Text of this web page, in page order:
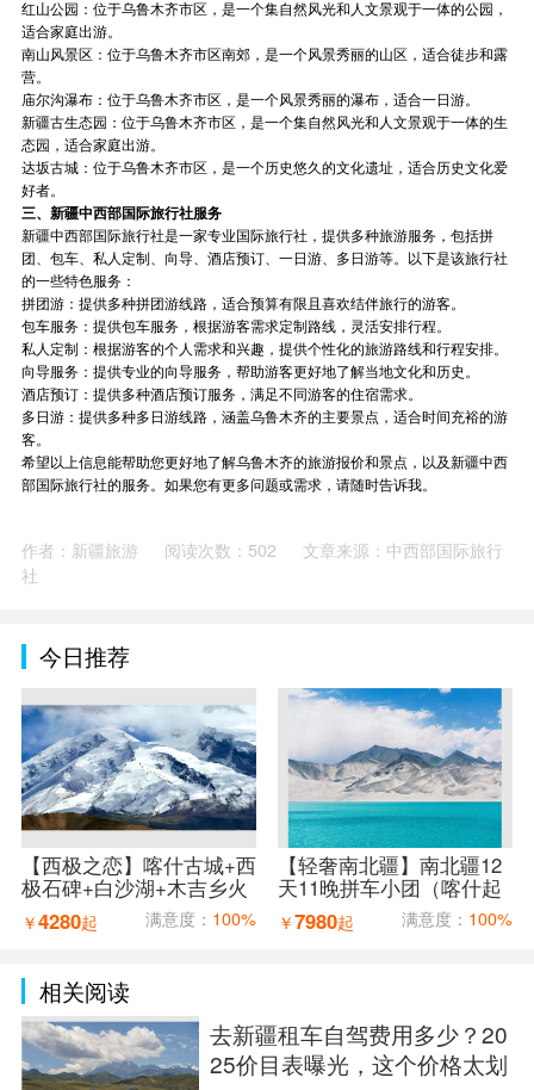
红山公园：位于乌鲁木齐市区，是一个集自然风光和人文景观于一体的公园，
适合家庭出游。
南山风景区：位于乌鲁木齐市区南郊，是一个风景秀丽的山区，适合徒步和露
营。
庙尔沟瀑布：位于乌鲁木齐市区，是一个风景秀丽的瀑布，适合一日游。
新疆古生态园：位于乌鲁木齐市区，是一个集自然风光和人文景观于一体的生
态园，适合家庭出游。
达坂古城：位于乌鲁木齐市区，是一个历史悠久的文化遗址，适合历史文化爱
好者。
三、新疆中西部国际旅行社服务
新疆中西部国际旅行社是一家专业国际旅行社，提供多种旅游服务，包括拼
团、包车、私人定制、向导、酒店预订、一日游、多日游等。以下是该旅行社
的一些特色服务：
拼团游：提供多种拼团游线路，适合预算有限且喜欢结伴旅行的游客。
包车服务：提供包车服务，根据游客需求定制路线，灵活安排行程。
私人定制：根据游客的个人需求和兴趣，提供个性化的旅游路线和行程安排。
向导服务：提供专业的向导服务，帮助游客更好地了解当地文化和历史。
酒店预订：提供多种酒店预订服务，满足不同游客的住宿需求。
多日游：提供多种多日游线路，涵盖乌鲁木齐的主要景点，适合时间充裕的游
客。
希望以上信息能帮助您更好地了解乌鲁木齐的旅游报价和景点，以及新疆中西
部国际旅行社的服务。如果您有更多问题或需求，请随时告诉我。
作者：新疆旅游 阅读次数：502
文章来源：中西部国际旅行
社
今日推荐
【西极之恋】喀什古城+西
极石碑+白沙湖+木吉乡火
山口+红旗拉普口岸+盘龙
古道7天6晚拼车小团（喀
￥4280起 满意度： 100%
【轻奢南北疆】南北疆12
天11晚拼车小团（喀什起
乌鲁木齐止）
￥7980起 满意度： 100%
相关阅读
去新疆租车自驾费用多少？20
25价目表曝光，这个价格太划